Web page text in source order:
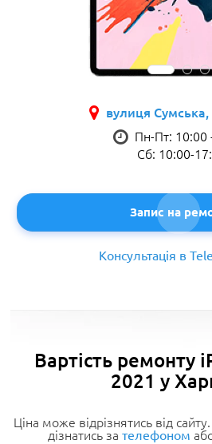
вулиця Сумська,
Пн-Пт: 10:00
Сб: 10:00-
Запис на
Консультація в
Вартість ремонту
2021 у
Ціна може відрізнятись від
дізнатись за телефоном